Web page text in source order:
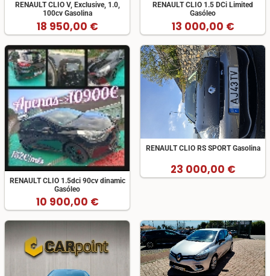
RENAULT CLIO V, Exclusive, 1.0,
100cv Gasolina
18 950,00 €
RENAULT CLIO 1.5 DCi Limited
Gasóleo
13 000,00 €
RENAULT CLIO 1.5dci 90cv dinamic
Gasóleo
10 900,00 €
RENAULT CLIO RS SPORT Gasolina
23 000,00 €